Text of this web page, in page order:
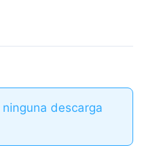
descarga